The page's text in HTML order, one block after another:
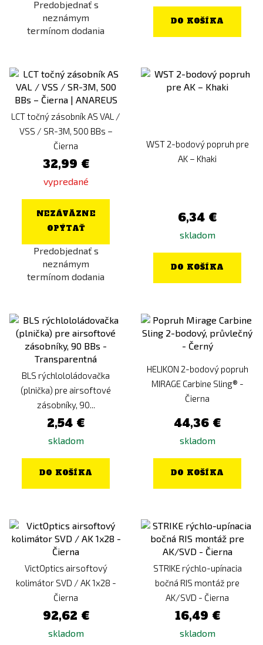
Predobjednať s
neznámym
termínom dodania
DO KOŠÍKA
LCT točný zásobník AS VAL /
VSS / SR-3M, 500 BBs –
Čierna
32,99 €
vypredané
NEZÁVÄZNE
OPÝTAŤ
Predobjednať s
neznámym
termínom dodania
WST 2-bodový popruh pre
AK – Khaki
6,34 €
skladom
DO KOŠÍKA
BLS rýchlololádovačka
(plnička) pre airsoftové
zásobníky, 90...
2,54 €
skladom
DO KOŠÍKA
HELIKON 2-bodový popruh
MIRAGE Carbine Sling® -
Čierna
44,36 €
skladom
DO KOŠÍKA
VictOptics airsoftový
kolimátor SVD / AK 1x28 -
Čierna
92,62 €
skladom
STRIKE rýchlo-upínacia
bočná RIS montáž pre
AK/SVD - Čierna
16,49 €
skladom